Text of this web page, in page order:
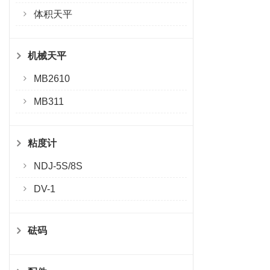
体积天平
机械天平
MB2610
MB311
粘度计
NDJ-5S/8S
DV-1
砝码